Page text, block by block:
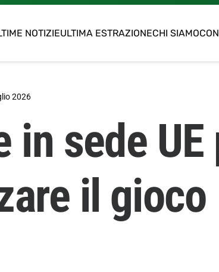
NOTIZIEULTIMA ESTRAZIONECHI SIAMO
2026
in sede UE
il gioco